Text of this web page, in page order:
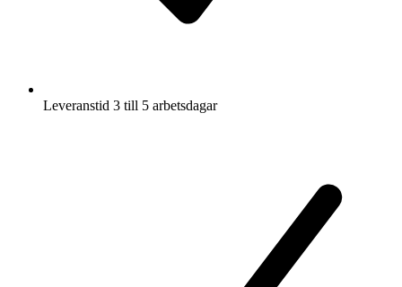
Leveranstid 3 till 5 arbetsdagar